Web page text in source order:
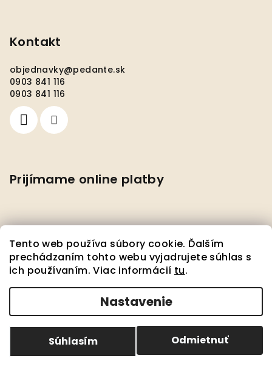
Tento web používa súbory cookie. Ďalším
prechádzaním tohto webu vyjadrujete súhlas s
ich používaním. Viac informácií tu.
Nastavenie
Odmietnuť
Súhlasím
Kontakt
objednavky@pedante.sk
0903 841 116
0903 841 116
Prijímame online platby
Facebook
Pedante s.r.o.. Všetky práva
Upraviť nastavenie cookies
Vytvoril Shoptet